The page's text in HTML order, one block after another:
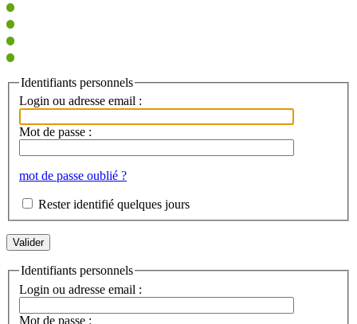
Identifiants personnels
Login ou adresse email :
Mot de passe :
mot de passe oublié ?
Rester identifié quelques jours
Identifiants personnels
Login ou adresse email :
Mot de passe :